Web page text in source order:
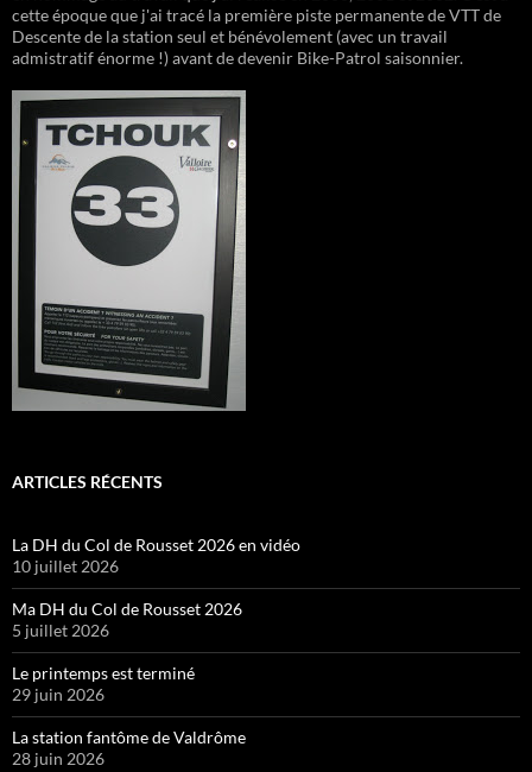
cette époque que j'ai tracé la première piste permanente de VTT de
Descente de la station seul et bénévolement (avec un travail
admistratif énorme !) avant de devenir Bike-Patrol saisonnier.
ARTICLES RÉCENTS
La DH du Col de Rousset 2026 en vidéo
10 juillet 2026
Ma DH du Col de Rousset 2026
5 juillet 2026
Le printemps est terminé
29 juin 2026
La station fantôme de Valdrôme
28 juin 2026